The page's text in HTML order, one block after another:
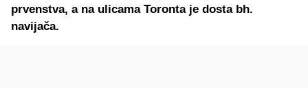
prvenstva, a na ulicama Toronta je dosta bh.
navijača.